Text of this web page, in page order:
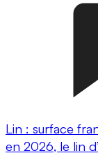
Lin : surface
en 2026, le lin